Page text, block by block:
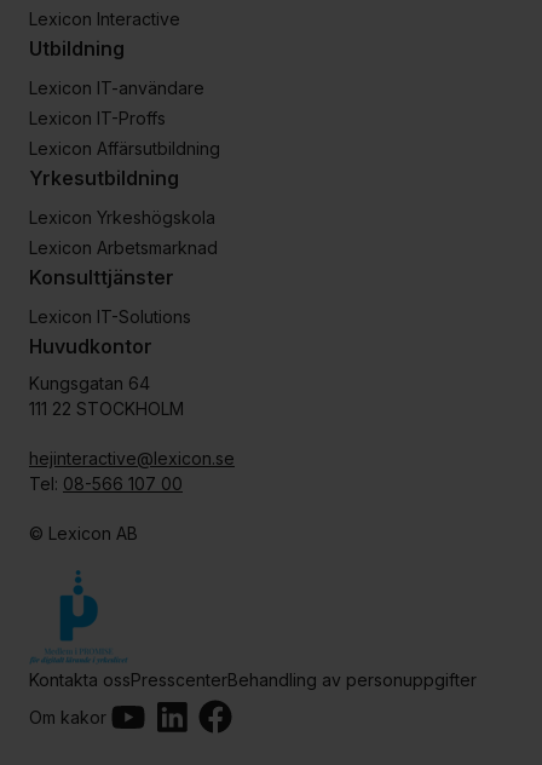
Lexicon Interactive
Utbildning
Lexicon IT-användare
Lexicon IT-Proffs
Lexicon Affärsutbildning
Yrkesutbildning
Lexicon Yrkeshögskola
Lexicon Arbetsmarknad
Konsulttjänster
Lexicon IT-Solutions
Huvudkontor
Kungsgatan 64
111 22 STOCKHOLM
hejinteractive@lexicon.se
Tel: 08-566 107 00
© Lexicon AB
Kontakta ossPresscenterBehandling av personuppgifter
Om kakor
YouTubeLinkedIn